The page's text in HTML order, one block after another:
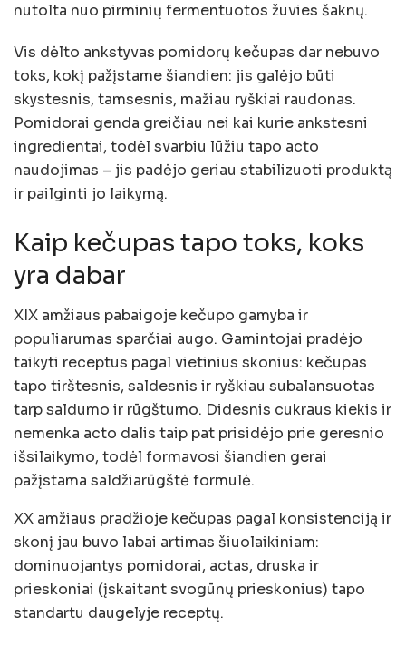
nutolta nuo pirminių fermentuotos žuvies šaknų.
Vis dėlto ankstyvas pomidorų kečupas dar nebuvo
toks, kokį pažįstame šiandien: jis galėjo būti
skystesnis, tamsesnis, mažiau ryškiai raudonas.
Pomidorai genda greičiau nei kai kurie ankstesni
ingredientai, todėl svarbiu lūžiu tapo acto
naudojimas – jis padėjo geriau stabilizuoti produktą
ir pailginti jo laikymą.
Kaip kečupas tapo toks, koks
yra dabar
XIX amžiaus pabaigoje kečupo gamyba ir
populiarumas sparčiai augo. Gamintojai pradėjo
taikyti receptus pagal vietinius skonius: kečupas
tapo tirštesnis, saldesnis ir ryškiau subalansuotas
tarp saldumo ir rūgštumo. Didesnis cukraus kiekis ir
nemenka acto dalis taip pat prisidėjo prie geresnio
išsilaikymo, todėl formavosi šiandien gerai
pažįstama saldžiarūgštė formulė.
XX amžiaus pradžioje kečupas pagal konsistenciją ir
skonį jau buvo labai artimas šiuolaikiniam:
dominuojantys pomidorai, actas, druska ir
prieskoniai (įskaitant svogūnų prieskonius) tapo
standartu daugelyje receptų.